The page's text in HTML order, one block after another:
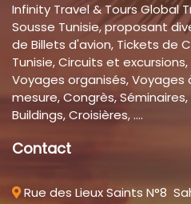
Infinity Travel & Tours Global
Sousse Tunisie, proposant
de Billets d'avion, Tickets de
Tunisie, Circuits et
Voyages organisés,
mesure, Congrès,
Buildings, Croisières, ....
Contact
Rue des Lieux Saints N°8